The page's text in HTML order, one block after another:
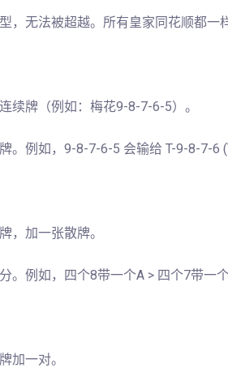
，无法被超越。所有皇家同花顺都一
续牌（例如：梅花9-8-7-6-5）。
。例如，9-8-7-6-5 会输给 T-9-8-7-6
，加一张散牌。
。例如，四个8带一个A > 四个7带一个
加一对。